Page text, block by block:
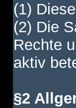
(1)
(2) Die
Rechte
aktiv
§2